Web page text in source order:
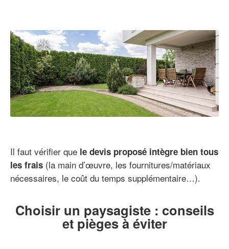
Il faut vérifier que le devis proposé intègre bien tous
les frais (la main d’œuvre, les fournitures/matériaux
nécessaires, le coût du temps supplémentaire…).
Choisir un paysagiste : conseils
et pièges à éviter